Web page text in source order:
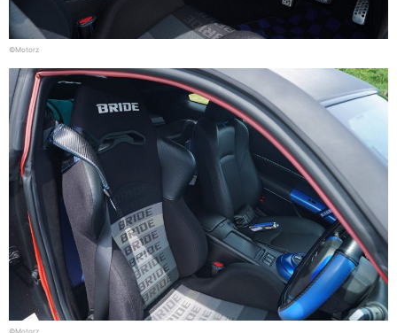
©Motorz
©Motorz